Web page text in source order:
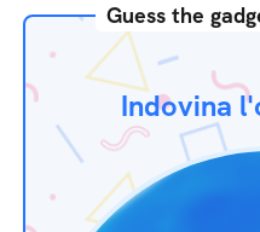
Guess the
Indovina